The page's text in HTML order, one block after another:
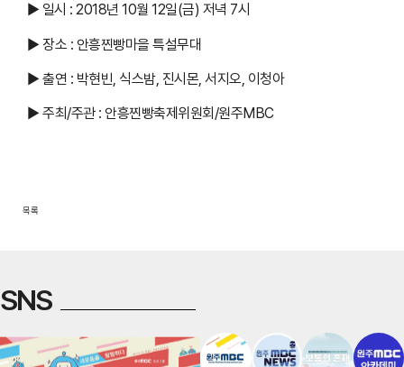
▶ 일시 : 2018년 10월 12일(금) 저녁 7시
▶ 장소 : 안흥찐빵마을 특설무대
▶ 출연 : 박현빈, 식스밤, 진시몬, 서지오, 이청아
▶ 주최/주관 : 안흥찐빵축제위원회/원주MBC
목록
SNS